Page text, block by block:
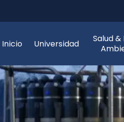
Inicio Universidad
Salud